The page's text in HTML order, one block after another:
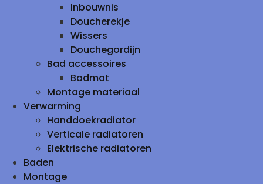
Inbouwnis
Doucherekje
Wissers
Douchegordijn
Bad accessoires
Badmat
Montage materiaal
Verwarming
Handdoekradiator
Verticale radiatoren
Elektrische radiatoren
Baden
Montage